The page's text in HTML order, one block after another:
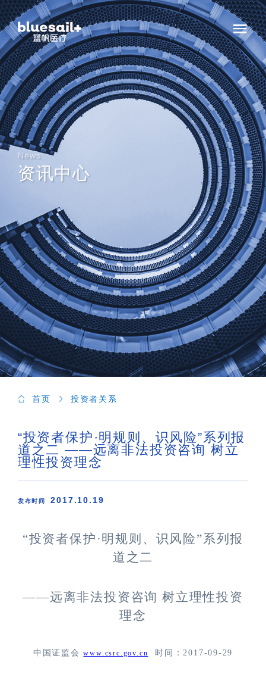
News
资讯中心
首页 投资者关系
“投资者保护·明规则、识风险”系列报
道之二 ——远离非法投资咨询 树立
理性投资理念
发布时间 2017.10.19
“投资者保护·明规则、识风险”系列报
道之二
——远离非法投资咨询 树立理性投资
理念
中国证监会 www.csrc.gov.cn 时间： 2017-09-29